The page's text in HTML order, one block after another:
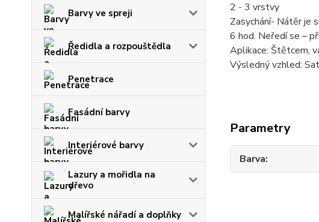
Barvy ve spreji
Ředidla a rozpouštědla
Penetrace
Fasádní barvy
Interiérové barvy
Lazury a mořidla na
dřevo
Malířské nářadí a doplňky
2 - 3 vrstvy
Zasychání- Nátěr je
6 hod. Neředí se –
Aplikace: Štětcem,
Výsledný vzhled:
Parametry
Barva